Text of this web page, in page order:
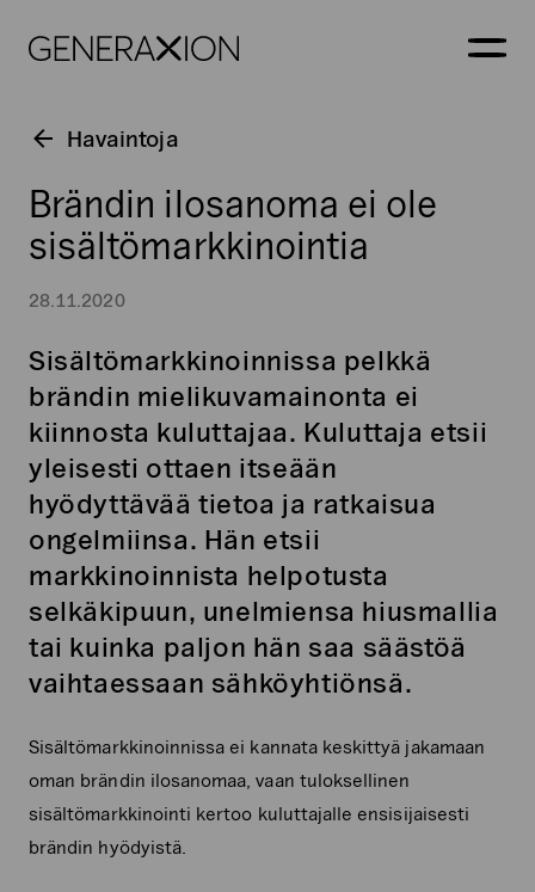
Generaxion
Havaintoja
Brändin ilosanoma ei ole
sisältömarkkinointia
28.11.2020
Sisältömarkkinoinnissa pelkkä
brändin mielikuvamainonta ei
kiinnosta kuluttajaa. Kuluttaja etsii
yleisesti ottaen itseään
hyödyttävää tietoa ja ratkaisua
ongelmiinsa. Hän etsii
markkinoinnista helpotusta
selkäkipuun, unelmiensa hiusmallia
tai kuinka paljon hän saa säästöä
vaihtaessaan sähköyhtiönsä.
Sisältömarkkinoinnissa ei kannata keskittyä jakamaan
oman brändin ilosanomaa, vaan tuloksellinen
sisältömarkkinointi kertoo kuluttajalle ensisijaisesti
brändin hyödyistä.